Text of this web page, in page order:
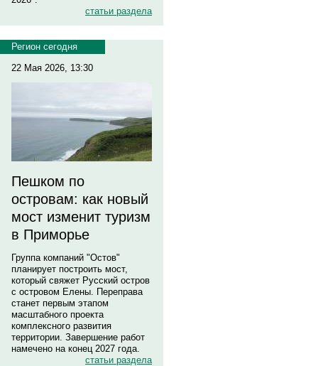
статьи раздела
Регион сегодня
22 Мая 2026, 13:30
Пешком по
островам: как новый
мост изменит туризм
в Приморье
Группа компаний "Остов"
планирует построить мост,
который свяжет Русский остров
с островом Елены. Переправа
станет первым этапом
масштабного проекта
комплексного развития
территории. Завершение работ
намечено на конец 2027 года.
статьи раздела